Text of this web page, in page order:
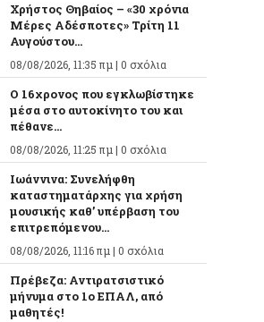
Χρήστος Θηβαίος – «30 χρόνια
Μέρες Αδέσποτες» Τρίτη 11
Αυγούστου...
08/08/2026, 11:35 πμ | 0 σχόλια
O 16χρονος που εγκλωβίστηκε
μέσα στο αυτοκίνητο του και
πέθανε...
08/08/2026, 11:25 πμ | 0 σχόλια
Ιωάννινα: Συνελήφθη
καταστηματάρχης για χρήση
μουσικής καθ’ υπέρβαση του
επιτρεπόμενου...
08/08/2026, 11:16 πμ | 0 σχόλια
Πρέβεζα: Αντιρατσιστικό
μήνυμα στο 1ο ΕΠΑΛ, από
μαθητές!